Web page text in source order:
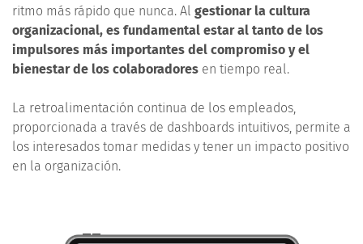
ritmo más rápido que nunca. Al gestionar la cultura
organizacional, es fundamental estar al tanto de los
impulsores más importantes del compromiso y el
bienestar de los colaboradores en tiempo real.
La retroalimentación continua de los empleados,
proporcionada a través de dashboards intuitivos, permite a
los interesados tomar medidas y tener un impacto positivo
en la organización.